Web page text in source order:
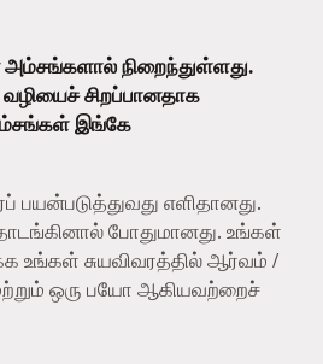
நிறைந்துள்ளது.
சிறப்பானதாக
இங்கே
பயன்படுத்துவது எளிதானது.
போதுமானது. உங்கள்
சுயவிவரத்தில் ஆர்வம் /
ஒரு பயோ ஆகியவற்றைச்